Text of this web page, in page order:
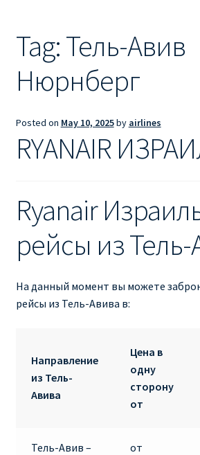
RYANAIR ИЗ РИГИ
Ryanair из Стокгольма
Ryanair из Тампере
БРНО
Ryanair изменение имени
Ryanair изменения
Ryanair изменить фамилию
Ryanair Испания
Tag:Тель-Авив
Нюрнберг
Posted on May 10, 2025by airlines
RYANAIR
Ryanair
рейсы из
На данный момент вы можете
рейсы из Тель-Авива в:
Направление
из Тель-
Авива
Цена в
одну
сторону
от
Тель-Авив –
от